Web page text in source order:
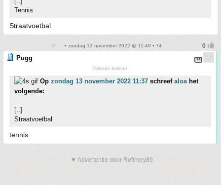
Tennis
Straatvoetbal
• zondag 13 november 2022 @ 11:49 • 74
Pugg
Friends forever
Op zondag 13 november 2022 11:37 schreef aloahet
volgende:
[..]
Straatvoetbal
tennis
▼ Advertentie door Refinery89